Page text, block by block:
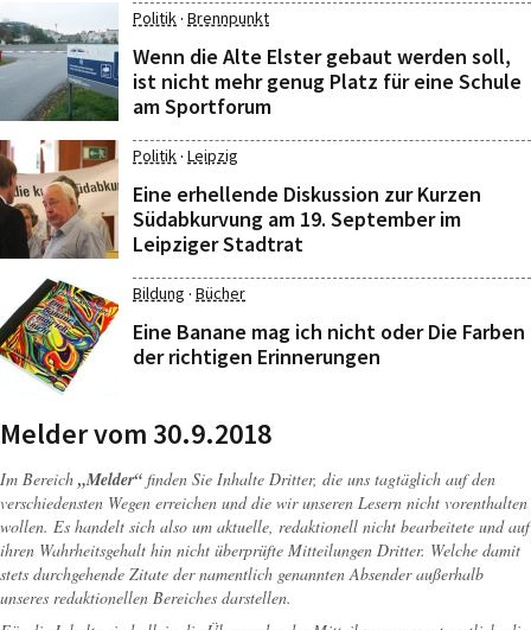
Politik· Brennpunkt
Wenn die Alte Elster gebaut werden soll,
ist nicht mehr genug Platz für eine Schule
am Sportforum
Politik· Leipzig
Eine erhellende Diskussion zur Kurzen
Südabkurvung am 19. September im
Leipziger Stadtrat
Bildung · Bücher
Eine Banane mag ich nicht oder Die Farben
der richtigen Erinnerungen
Melder vom 30.9.2018
Im Bereich „Melder“ finden Sie Inhalte Dritter, die uns tagtäglich auf den
verschiedensten Wegen erreichen und die wir unseren Lesern nicht vorenthalten
wollen. Es handelt sich also um aktuelle, redaktionell nicht bearbeitete und auf
ihren Wahrheitsgehalt hin nicht überprüfte Mitteilungen Dritter. Welche damit
stets durchgehende Zitate der namentlich genannten Absender außerhalb
unseres redaktionellen Bereiches darstellen.